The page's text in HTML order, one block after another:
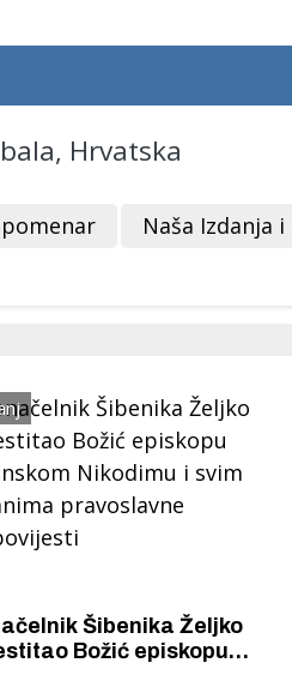
Naša Izdanja
Šibenika Željko
Božić episkopu